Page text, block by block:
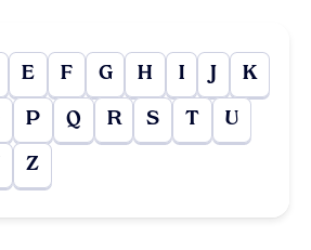
E F G H I J K
P Q R S T U
Z